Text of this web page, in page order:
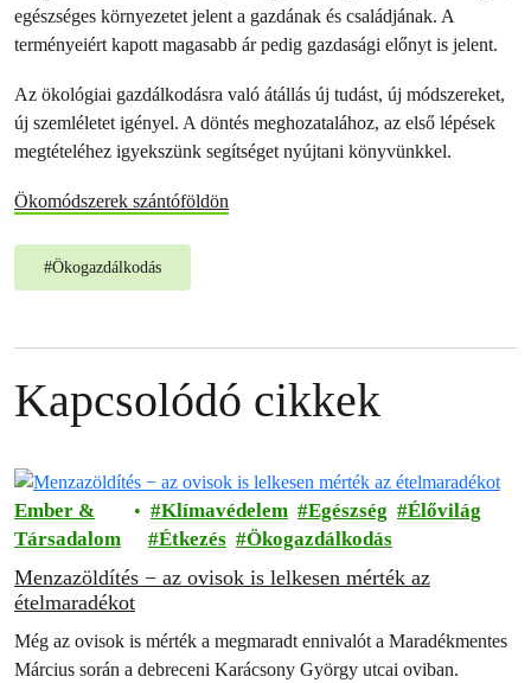
egészséges környezetet jelent a gazdának és családjának. A
terményeiért kapott magasabb ár pedig gazdasági előnyt is jelent.
Az ökológiai gazdálkodásra való átállás új tudást, új módszereket,
új szemléletet igényel. A döntés meghozatalához, az első lépések
megtételéhez igyekszünk segítséget nyújtani könyvünkkel.
Ökomódszerek szántóföldön
#Ökogazdálkodás
Kapcsolódó cikkek
Ember &
Társadalom
Klímavédelem Egészség
Élővilág
Étkezés
Ökogazdálkodás
Menzazöldítés − az ovisok is lelkesen mérték az
ételmaradékot
Még az ovisok is mérték a megmaradt ennivalót a Maradékmentes
Március során a debreceni Karácsony György utcai oviban.